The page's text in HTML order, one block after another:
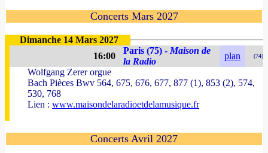
Concerts Mars 2027
Dimanche 14 Mars 2027
16:00
Paris (75) - Maison de
la Radio
plan (74)
Wolfgang Zerer orgue
Bach Pièces Bwv 564, 675, 676, 677, 877 (1), 853 (2), 574,
530, 768
Lien : www.maisondelaradioetdelamusique.fr
Concerts Avril 2027